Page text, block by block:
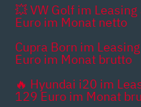
💥 VW Golf im
Euro im Monat netto
Cupra Born im
Euro im Monat brutto
🔥 Hyundai i20 im
129 Euro im Monat